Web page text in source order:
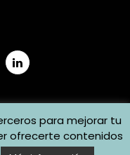
para mejorar tu
ofrecerte contenidos